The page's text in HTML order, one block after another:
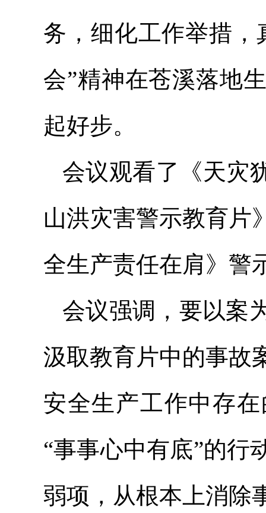
务，细化工作举措，
会”精神在苍溪落地
起好步。
会议观看了《天灾
山洪灾害警示教育片
全生产责任在肩》警
会议强调，要以案
汲取教育片中的事故
安全生产工作中存
“事事心中有底”的行
弱项，从根本上消除